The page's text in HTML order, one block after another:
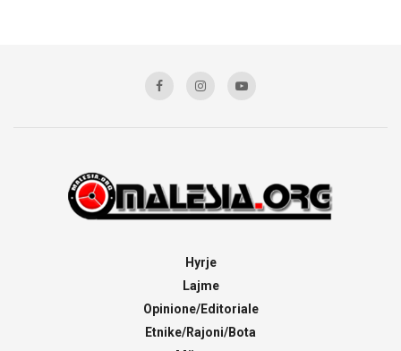
Hyrje
Lajme
Opinione/Editoriale
Etnike/Rajoni/Bota